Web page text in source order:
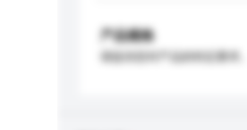
产品规格